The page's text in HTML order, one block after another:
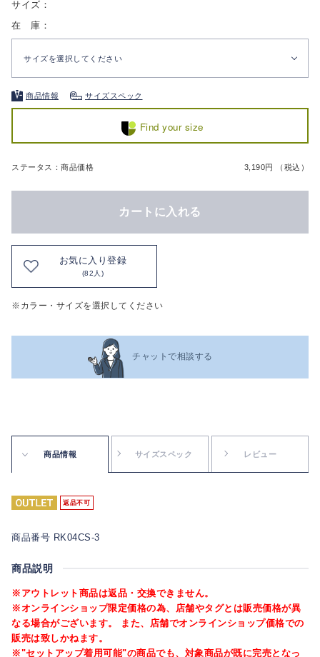
サイズ：
在 庫：
サイズを選択してください
商品情報 サイズスペック
Find your size
ステータス：商品価格 3,190円 （税込）
カートに入れる
お気に入り登録
(82人)
※カラー・サイズを選択してください
チャットで相談する
商品情報 サイズスペック レビュー
返品不可
商品番号 RK04CS-3
商品説明
※アウトレット商品は返品・交換できません。
※オンラインショップ限定価格の為、店舗やタグとは販売価格が異
なる場合がございます。 また、店舗でオンラインショップ価格での
販売は致しかねます。
※"セットアップ着用可能"の商品でも、対象商品が既に完売となっ